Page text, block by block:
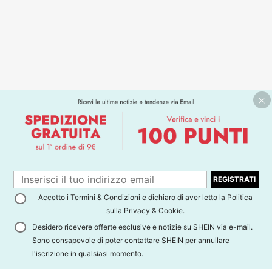
REGISTRATI
Accetto iTermini & Condizioni e dichiaro di aver letto la Politica
sulla Privacy & Cookie.
Desidero ricevere offerte esclusive e notizie su SHEIN via e-mail.
Sono consapevole di poter contattare SHEIN per annullare
l'iscrizione in qualsiasi momento.